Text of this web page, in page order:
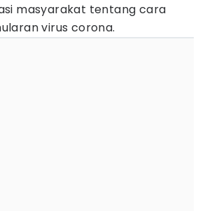
masyarakat tentang cara
virus corona.